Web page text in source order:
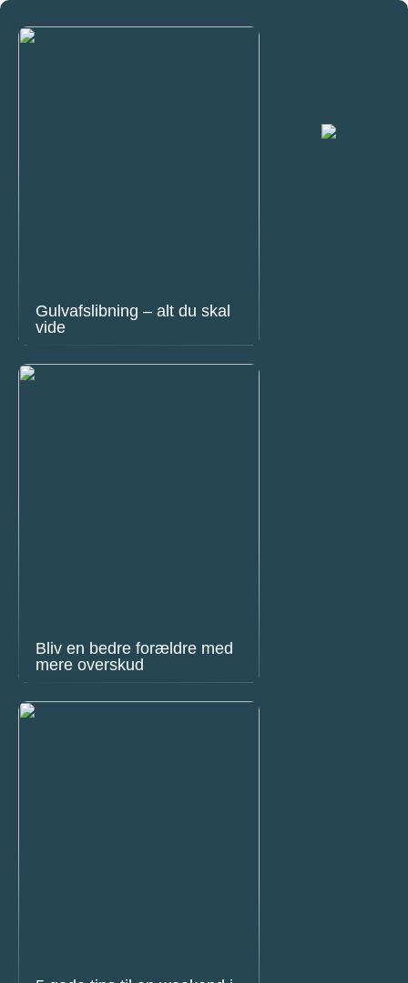
Gulvafslibning – alt du skal
vide
Bliv en bedre forældre med
mere overskud